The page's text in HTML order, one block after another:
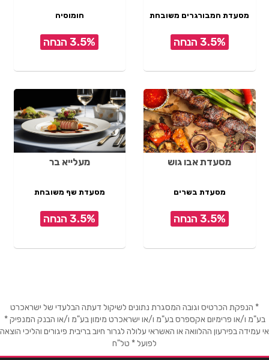
מסעדת המבורגרים משובחת
3.5% הנחה
חומוסיה
3.5% הנחה
מסעדת אבו גוש
מסעדת בשרים
3.5% הנחה
מעלייא בר
מסעדת שף משובחת
3.5% הנחה
* הנפקת הכרטיס וגובה המסגרת נתונים לשיקול דעתה הבלעדי של ישראכרט
בע"מ ו/או פרימיום אקספרס בע"מ ו/או ישראכרט מימון בע"מ ו/או הבנק המנפיק *
אי עמידה בפירעון ההלוואה או האשראי עלולה לגרור חיוב בריבית פיגורים והליכי הוצאה
לפועל * טל"ח